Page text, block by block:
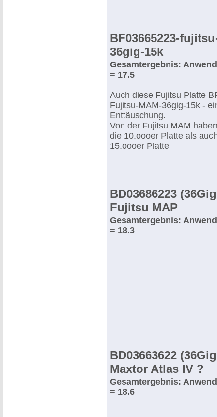
BF03665223-
36gig-15k
Gesamtergebnis:
= 17.5
Auch diese Fujitsu Platte
Fujitsu-MAM-36gig-15k -
Enttäuschung.
Von der Fujitsu MAM
die 10.oooer Platte als
15.oooer Platte
BD03686223
Fujitsu MAP
Gesamtergebnis:
= 18.3
BD03663622
Maxtor Atlas IV ?
Gesamtergebnis:
= 18.6